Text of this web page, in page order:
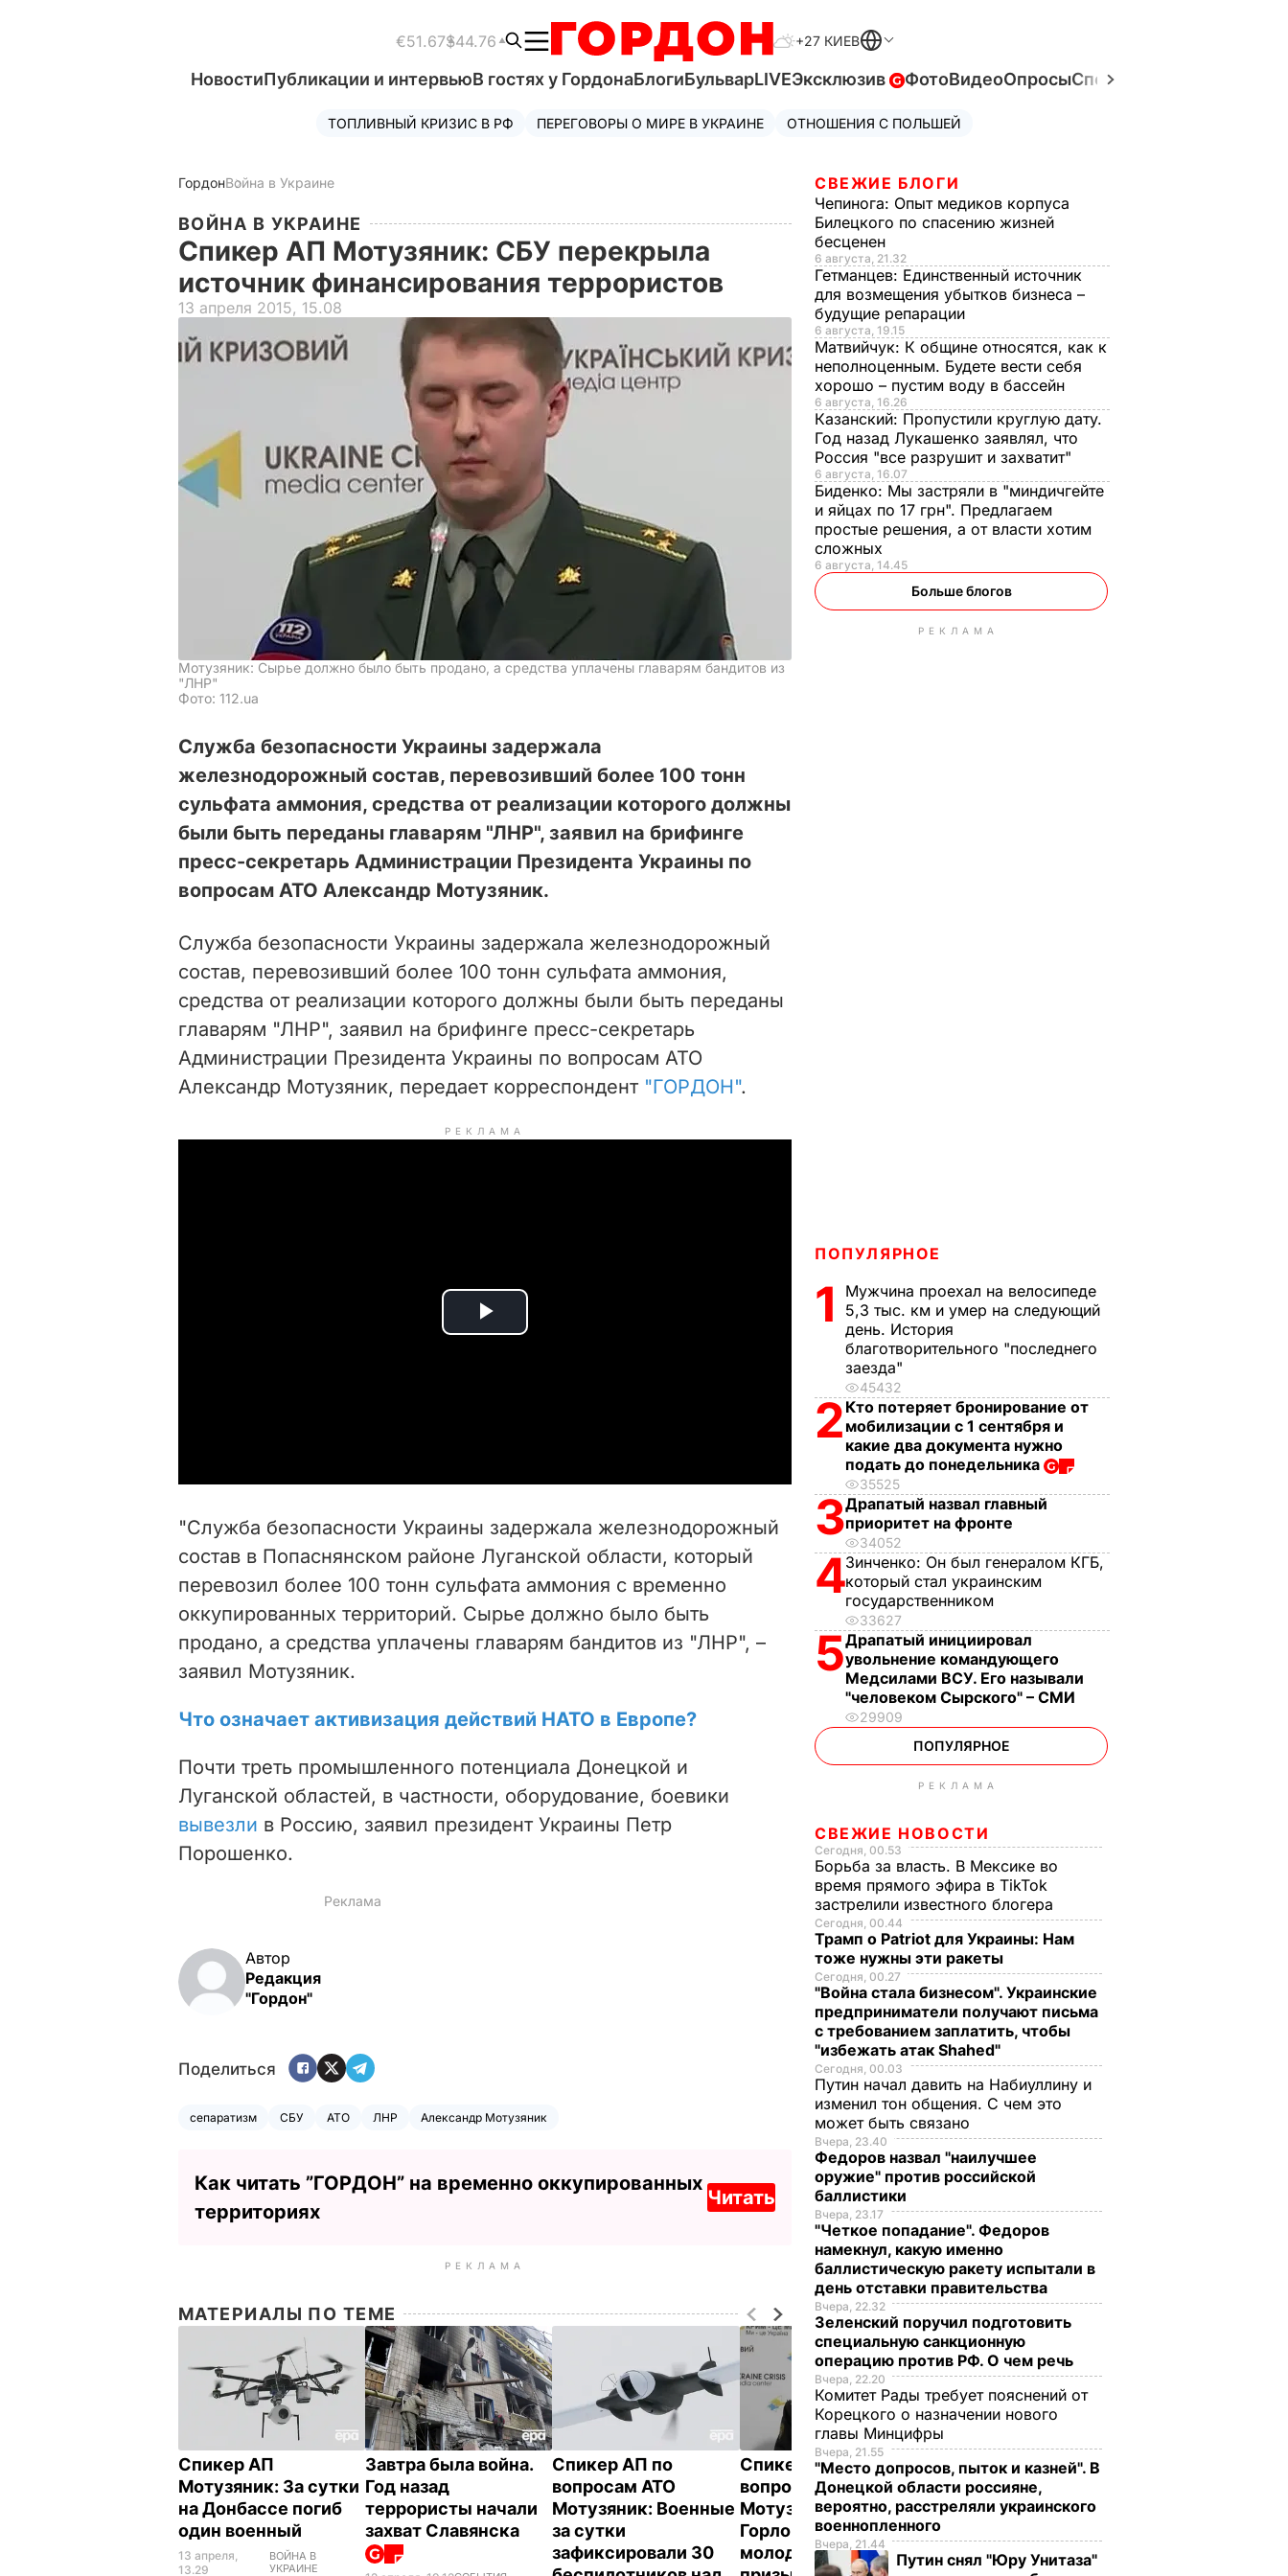
€51.67$44.76 +27 КИЕВ
НовостиПубликации и интервьюВ гостях у ГордонаБлогиБульварLIVEЭксклюзив ФотоВидеоОпросыСпецпроекты
ТОПЛИВНЫЙ КРИЗИС В РФ ПЕРЕГОВОРЫ О МИРЕ В УКРАИНЕ ОТНОШЕНИЯ С ПОЛЬШЕЙ
ГордонВойна в Украине
ВОЙНА В УКРАИНЕ
Спикер АП Мотузяник: СБУ перекрыла
источник финансирования террористов
13 апреля 2015, 15.08
Мотузяник: Сырье должно было быть продано, а средства уплачены главарям бандитов из
"ЛНР"
Фото: 112.ua
Служба безопасности Украины задержала
железнодорожный состав, перевозивший более 100 тонн
сульфата аммония, средства от реализации которого должны
были быть переданы главарям "ЛНР", заявил на брифинге
пресс-секретарь Администрации Президента Украины по
вопросам АТО Александр Мотузяник.
Служба безопасности Украины задержала железнодорожный
состав, перевозивший более 100 тонн сульфата аммония,
средства от реализации которого должны были быть переданы
главарям "ЛНР", заявил на брифинге пресс-секретарь
Администрации Президента Украины по вопросам АТО
Александр Мотузяник, передает корреспондент "ГОРДОН".
РЕКЛАМА
P
i
d
e
"Служба безопасности Украины задержала железнодорожный
состав в Попаснянском районе Луганской области, который
перевозил более 100 тонн сульфата аммония с временно
оккупированных территорий. Сырье должно было быть
продано, а средства уплачены главарям бандитов из "ЛНР", –
заявил Мотузяник.
Что означает активизация действий НАТО в Европе?
Почти треть промышленного потенциала Донецкой и
Луганской областей, в частности, оборудование, боевики
вывезли в Россию, заявил президент Украины Петр
Порошенко.
Автор
Редакция
"Гордон"
Поделиться
сепаратизм СБУ АТО ЛНР Александр Мотузяник
Как читать ”ГОРДОН” на временно оккупированных
территориях
Читать
РЕКЛАМА
МАТЕРИАЛЫ ПО ТЕМЕ
Спикер АП
Мотузяник: За сутки
на Донбассе погиб
один военный
13 апреля,
13.29
ВОЙНА В
УКРАИНЕ
Завтра была война.
Год назад
террористы начали
захват Славянска
Спикер АП по
вопросам АТО
Мотузяник: Военные
за сутки
зафиксировали 30
Спикер АП по
вопросам АТО
Мотузяник: В
Горловку прибывают
молодые люди
Спикер АП по
вопросам АТО
Мотузяник:
Погибших среди
украинских военных
СВЕЖИЕ БЛОГИ
Чепинога: Опыт медиков корпуса
Билецкого по спасению жизней
бесценен
6 августа, 21.32
Гетманцев: Единственный источник
для возмещения убытков бизнеса –
будущие репарации
6 августа, 19.15
Матвийчук: К общине относятся, как к
неполноценным. Будете вести себя
хорошо – пустим воду в бассейн
6 августа, 16.26
Казанский: Пропустили круглую дату.
Год назад Лукашенко заявлял, что
Россия "все разрушит и захватит"
6 августа, 16.07
Биденко: Мы застряли в "миндичгейте
и яйцах по 17 грн". Предлагаем
простые решения, а от власти хотим
сложных
6 августа, 14.45
Больше блогов
РЕКЛАМА
ПОПУЛЯРНОЕ
1
Мужчина проехал на велосипеде
5,3 тыс. км и умер на следующий
день. История
благотворительного "последнего
заезда"
45432
2 Кто потеряет бронирование от
мобилизации с 1 сентября и
какие два документа нужно
подать до понедельника
35525
3Драпатый назвал главный
приоритет на фронте
34052
4Зинченко: Он был генералом КГБ,
который стал украинским
государственником
33627
5Драпатый инициировал
увольнение командующего
Медсилами ВСУ. Его называли
"человеком Сырского" – СМИ
29909
ПОПУЛЯРНОЕ
РЕКЛАМА
СВЕЖИЕ НОВОСТИ
Сегодня, 00.53
Борьба за власть. В Мексике во
время прямого эфира в TikTok
застрелили известного блогера
Сегодня, 00.44
Трамп о Patriot для Украины: Нам
тоже нужны эти ракеты
Сегодня, 00.27
"Война стала бизнесом". Украинские
предприниматели получают письма
с требованием заплатить, чтобы
"избежать атак Shahed"
Сегодня, 00.03
Путин начал давить на Набиуллину и
изменил тон общения. С чем это
может быть связано
Вчера, 23.40
Федоров назвал "наилучшее
оружие" против российской
баллистики
Вчера, 23.17
"Четкое попадание". Федоров
намекнул, какую именно
баллистическую ракету испытали в
день отставки правительства
Вчера, 22.32
Зеленский поручил подготовить
специальную санкционную
операцию против РФ. О чем речь
Вчера, 22.20
Комитет Рады требует пояснений от
Корецкого о назначении нового
главы Минцифры
Вчера, 21.55
"Место допросов, пыток и казней". В
Донецкой области россияне,
вероятно, расстреляли украинского
военнопленного
Вчера, 21.44
Путин снял "Юру Унитаза"